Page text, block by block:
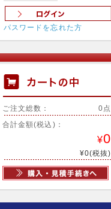
パスワードを忘れた方
ご注文総数： 0点
合計金額(税込)：
¥0
¥0(税抜)